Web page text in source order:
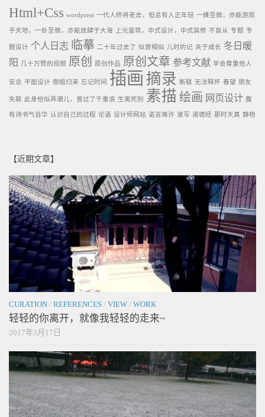
Html+Css wordpress 一代人终将老去，但总有人正年轻 一蜂至微，亦能游观
乎天地，一虲至微，亦能放肆于大海 上元鉴筑，中式设计，中式装修 不盲从 专题 专
题设计 个人日志 临摹 二十年过去了 似曾相似 儿时的记 关于成长 冬日暖
阳
几十万赞的视频 原创 原创作品 原创文章 参考文献 学会尊重他人
安总 平面设计 御姐归来 忘记时间 插画 摘录 断联 无法释怀 春望 朋友
失联 此身恰似弄潮儿，曾过了千重浪 生离死别 素描 绘画 网页设计 腹
有诗书气自华 认识自己的过程 论语 设计师网站 诺言难许 速写 道德经 那时天真 静物
【近期文章】
CURATION / REFERENCES / VIEW / WORK
轻轻的你离开，就像我轻轻的走来~
2017年3月17日